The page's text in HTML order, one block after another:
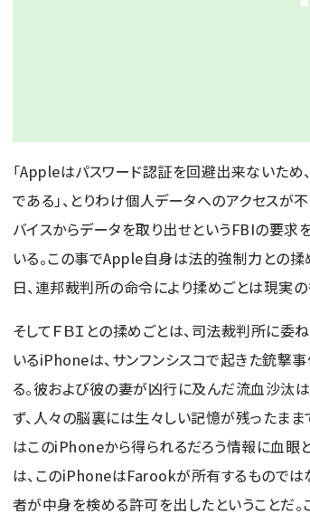
「Appleはパスワード認証を回避出来ないため
である」、とりわけ個人データへのアクセスが
バイスからデータを取り出せというFBIの要求
いる。この事でApple自身は法的強制力との揉
日、連邦裁判所の命令により揉めごとは現実の
そしてＦＢＩとの揉めごとは、司法裁判所に委
いるiPhoneは、サンフンシスコで起きた銃
る。彼および彼の妻が凶行に及んだ流血沙汰
ず、人々の脳裏には生々しい記憶が残ったまま
はこのiPhoneから得られるだろう情報に血眼
は、このiPhoneはFarookが所有するものでは
者が中身を検める許可を出したということだ